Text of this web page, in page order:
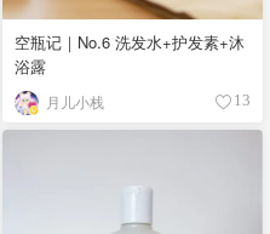
空瓶记｜No.6 洗发水+护发素+沐
浴露
月儿小栈 13